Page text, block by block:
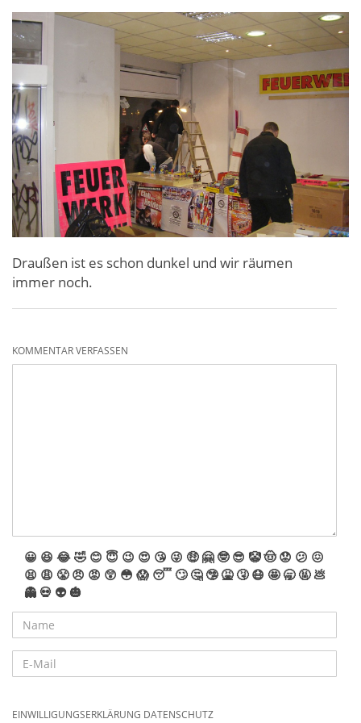
Draußen ist es schon dunkel und wir räumen
immer noch.
KOMMENTAR VERFASSEN
😀 😆 😂🤣 😊 😇 😉 😍 😘 😜 🤑 🤗 🤓 😎 🤡🤠 😟 😕 😖
😫 😩 😤 😠 😡 😲 😳 😱 😴 🙄 🤔 🤥 🤮 🤧 😷 🤩 🥱 🤬 💩
👻 💀 👽 🎃
EINWILLIGUNGSERKLÄRUNG DATENSCHUTZ